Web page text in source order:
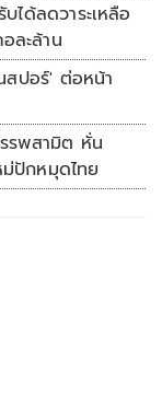
ได้ลดวาระเหลือ
ละล้าน
สปอร์' ต่อหน้า
รพสามิต หั่น
ปักหมุดไทย